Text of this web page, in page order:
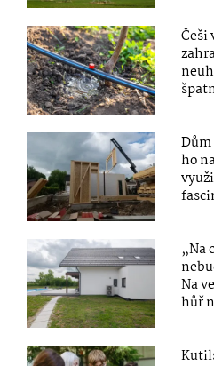
Češi
ho
„Na
Na
hůř